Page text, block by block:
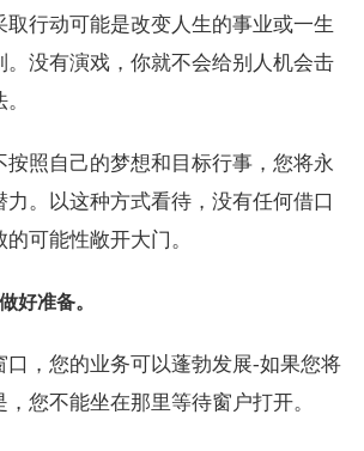
取行动可能是改变人生的事业或一生
。没有演戏，你就不会给别人机会击
按照自己的梦想和目标行事，您将永
。以这种方式看待，没有任何借口
可能性敞开大门。
好准备。
口，您的业务可以蓬勃发展-如果您将
您不能坐在那里等待窗户打开。